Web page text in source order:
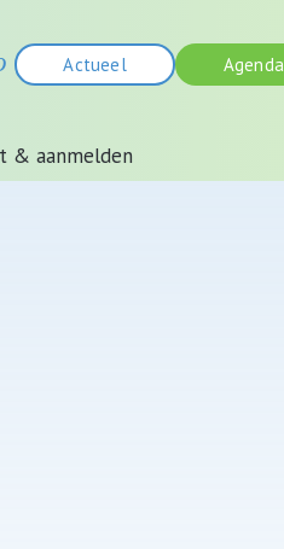
Actueel Agenda
& aanmelden